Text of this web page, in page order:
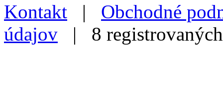
Kontakt | Obchodné
údajov | 8